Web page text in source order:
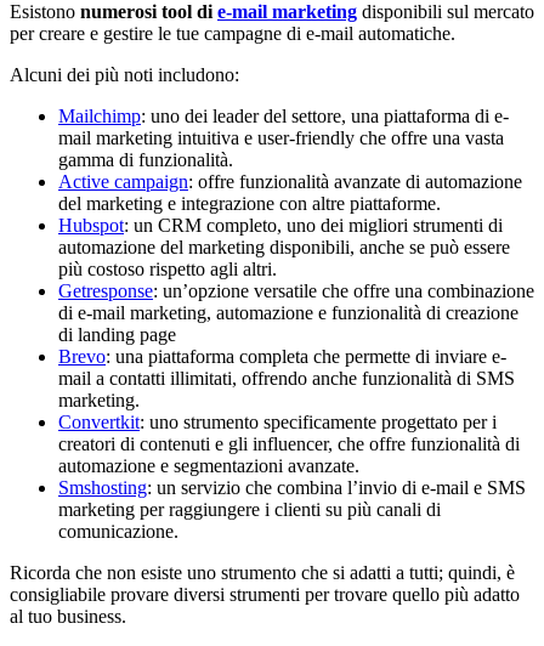
Esistono numerosi tool di e-mail marketing disponibili sul mercato
per creare e gestire le tue campagne di e-mail automatiche.
Alcuni dei più noti includono:
Mailchimp: uno dei leader del settore, una piattaforma di e-
mail marketing intuitiva e user-friendly che offre una vasta
gamma di funzionalità.
Active campaign: offre funzionalità avanzate di automazione
del marketing e integrazione con altre piattaforme.
Hubspot: un CRM completo, uno dei migliori strumenti di
automazione del marketing disponibili, anche se può essere
più costoso rispetto agli altri.
Getresponse: un’opzione versatile che offre una combinazione
di e-mail marketing, automazione e funzionalità di creazione
di landing page
Brevo: una piattaforma completa che permette di inviare e-
mail a contatti illimitati, offrendo anche funzionalità di SMS
marketing.
Convertkit: uno strumento specificamente progettato per i
creatori di contenuti e gli influencer, che offre funzionalità di
automazione e segmentazioni avanzate.
Smshosting: un servizio che combina l’invio di e-mail e SMS
marketing per raggiungere i clienti su più canali di
comunicazione.
Ricorda che non esiste uno strumento che si adatti a tutti; quindi, è
consigliabile provare diversi strumenti per trovare quello più adatto
al tuo business.